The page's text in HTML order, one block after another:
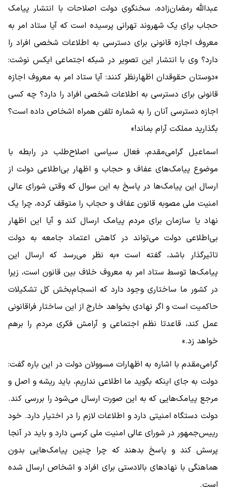
عبدالله رمضان‌زاده، سخنگوی دولت اصلاحات با انتشار پیامک
حجاب برای یک شهروند تهرانی پرسیده است که آیا ستاد امر به
معروف اجازه قانونی برای دسترسی به اطلاعات شخصی افراد را
دارد؟ وی با انتشار این تصویر در شبکه اجتماعی ایکس نوشت:
«دوستان حقوقدان اظهارنظر کنند: آیا ستاد امر به معروف اجازه
قانونی برای دسترسی به اطلاعات شخصی افراد را دارد؟ چه کسی
اجازه دسترسی آنان را به شماره تلفن همراه اشخاص داده است؟
بگذارید مملکت آرام بماند!»
اسماعیل گرامی‌مقدم، فعال سیاسی اصلاح‌طلب در رابطه با
موضوع پیامک‌های عفاف و حجاب و اظهار بی‌اطلاعی دولت از
ارسال این پیامک‌ها در پاسخ به این سوال که وقتی شورای عالی
امنیت ملی مصوبه قانون عفاف و حجاب را متوقف کرده، چرا یک
نهاد یا سازمان برای مردم پیامک ارسال کند و آیا این اظهار
بی‌اطلاعی دولت می‌تواند در کاهش اعتماد جامعه به دولت
تاثیرگذار باشد، گفته است «به نظر می‌رسد که ارسال این
پیامک‌ها توسط ستاد امر به معروف خلاف بین قانون است، زیرا
در کشور ما ساختاری وجود دارد که انسجام‌بخش کل تشکیلات
حاکمیت است و اگر نهادی بخواهد خارج از این ساختار فراقانونی
عمل کند، قاعدتا نظم اجتماعی و آرامش فکری مردم را برهم
خواهد زد.»
گرامی‌مقدم با اشاره به اظهارات مسوولان دولت در این باره گفت:
دولت به جای اینکه بگوید ما اطلاعی نداریم، باید ریشه و اصل و
مرجع پیامک‌هایی که به این صورت ارسال می‌شود را بررسی کند.
دولت دستگاه امنیتی دارد و اطلاعات لازم را در اختیار دارد. خود
رییس‌جمهور در شورای عالی امنیت ملی کرسی دارد و باید در آنجا
پرسش کند و پاسخ بدهند که چرا چنین پیامک‌هایی بدون
هماهنگی با نهاد‌های بالادستی برای افراد و اشخاص ارسال شده
است.